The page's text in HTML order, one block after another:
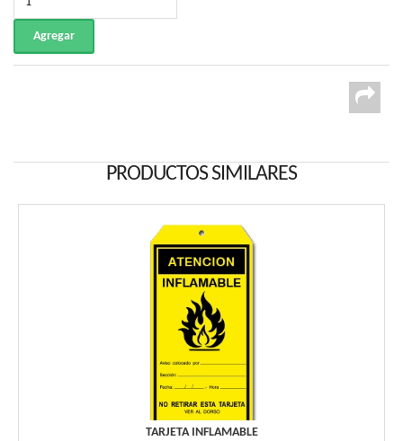
PRODUCTOS SIMILARES
TARJETA INFLAMABLE